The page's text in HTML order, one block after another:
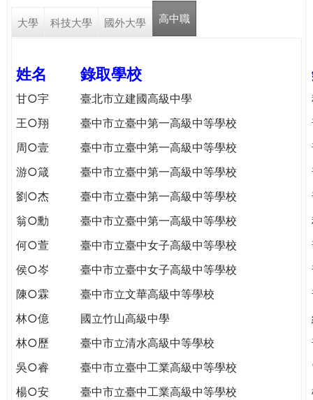
格。
民。
TODAY
THE
e
e
r
e
大學 科技大學 國外大學 高中職
姓名 錄取學校
甘○宇 臺北市立建國高級中學
王○翔
臺中市立臺中第一高級中等學校
周○壹
臺中市立臺中第一高級中等學校
游○箴
臺中市立臺中第一高級中等學校
劉○杰
臺中市立臺中第一高級中等學校
翁○勳
臺中市立臺中第一高級中等學校
何○萱
臺中市立臺中女子高級中等學校
侯○岑
臺中市立臺中女子高級中等學校
陳○霖
臺中市立文華高級中等學校
林○億
國立竹山高級中學
林○歷
臺中市立清水高級中等學校
吳○睿
臺中市立臺中工業高級中等學校
楊○安
臺中市立臺中工業高級中等學校